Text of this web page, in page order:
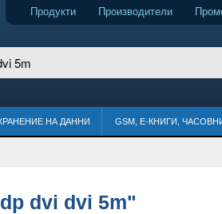
Продукти Производители
НА ДАННИ GSM, Е-КНИГИ,
dvi dvi 5m"